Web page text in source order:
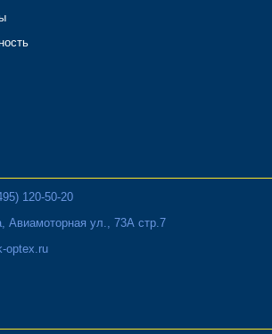
120-50-20
Авиамоторная ул., 73А стр.7
optex.ru